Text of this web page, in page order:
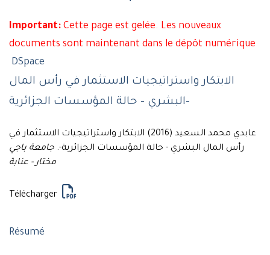
Important: Cette page est gelée. Les nouveaux
documents sont maintenant dans le dépôt numérique
DSpace
الابتكار واستراتيجيات الاستثمار في رأس المال
البشري - حالة المؤسسات الجزائرية-
عابدي محمد السعيد (2016) الابتكار واستراتيجيات الاستثمار في
رأس المال البشري - حالة المؤسسات الجزائرية-. جامعة باجي
مختار - عنابة
Télécharger
Résumé